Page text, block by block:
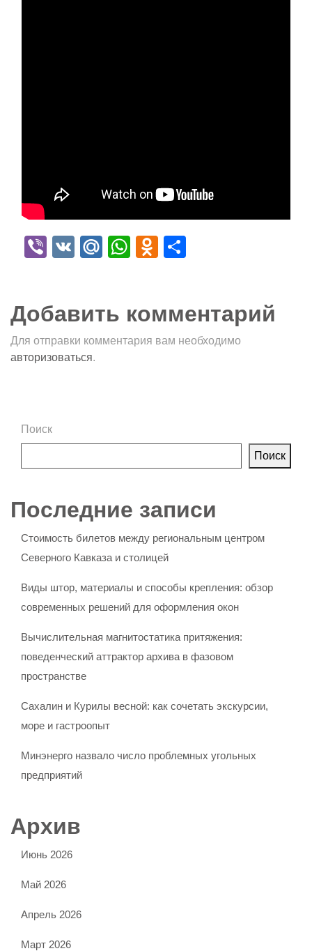
Viber
VK Mail.Ru
WhatsApp
Odnoklassniki
Добавить комментарий
Для отправки комментария вам необходимо
авторизоваться.
Поиск
Поиск
Последние записи
Стоимость билетов между региональным центром
Северного Кавказа и столицей
Виды штор, материалы и способы крепления: обзор
современных решений для оформления окон
Вычислительная магнитостатика притяжения:
поведенческий аттрактор архива в фазовом
пространстве
Сахалин и Курилы весной: как сочетать экскурсии,
море и гастроопыт
Минэнерго назвало число проблемных угольных
предприятий
Архив
Июнь 2026
Май 2026
Апрель 2026
Март 2026